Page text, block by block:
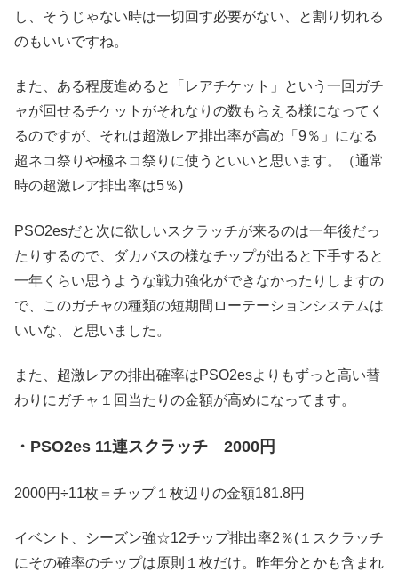
し、そうじゃない時は一切回す必要がない、と割り切れる
のもいいですね。
また、ある程度進めると「レアチケット」という一回ガチ
ャが回せるチケットがそれなりの数もらえる様になってく
るのですが、それは超激レア排出率が高め「9％」になる
超ネコ祭りや極ネコ祭りに使うといいと思います。（通常
時の超激レア排出率は5％)
PSO2esだと次に欲しいスクラッチが来るのは一年後だっ
たりするので、ダカバスの様なチップが出ると下手すると
一年くらい思うような戦力強化ができなかったりしますの
で、このガチャの種類の短期間ローテーションシステムは
いいな、と思いました。
また、超激レアの排出確率はPSO2esよりもずっと高い替
わりにガチャ１回当たりの金額が高めになってます。
・PSO2es 11連スクラッチ 2000円
2000円÷11枚＝チップ１枚辺りの金額181.8円
イベント、シーズン強☆12チップ排出率2％(１スクラッチ
にその確率のチップは原則１枚だけ。昨年分とかも含まれ